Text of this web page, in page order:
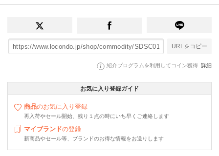
URLをコピー
紹介プログラムを利用してコイン獲得 詳細
お気に入り登録ガイド
商品のお気に入り登録
再入荷やセール開始、残り１点の時にいち早くご連絡します
マイブランドの登録
新商品やセール等、ブランドのお得な情報をお送りします